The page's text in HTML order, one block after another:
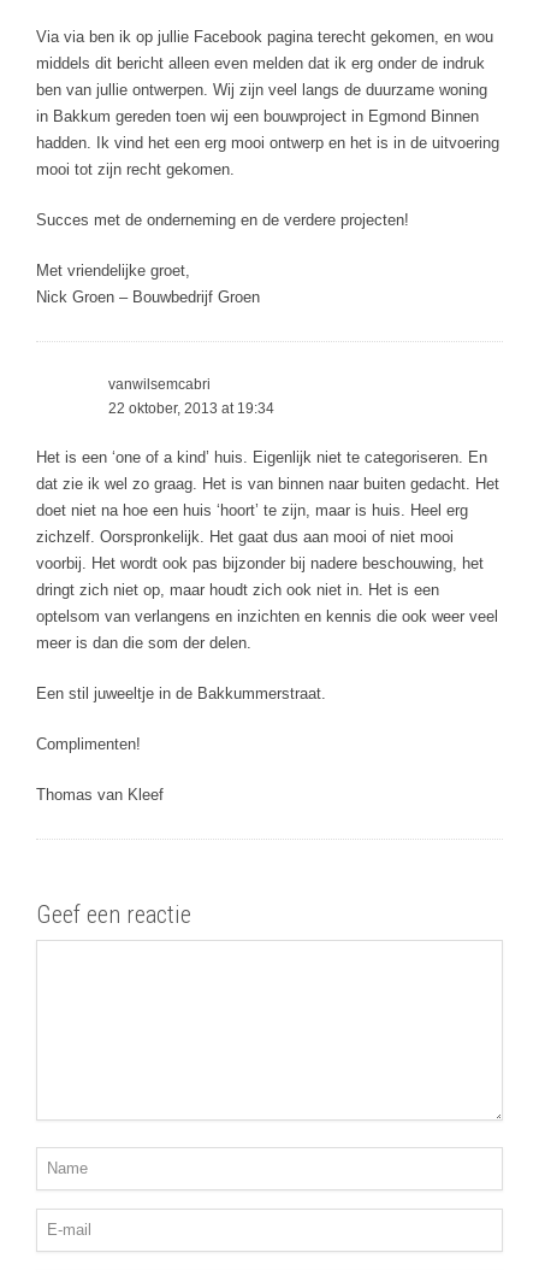
Via via ben ik op jullie Facebook pagina terecht gekomen, en wou
middels dit bericht alleen even melden dat ik erg onder de indruk
ben van jullie ontwerpen. Wij zijn veel langs de duurzame woning
in Bakkum gereden toen wij een bouwproject in Egmond Binnen
hadden. Ik vind het een erg mooi ontwerp en het is in de uitvoering
mooi tot zijn recht gekomen.
Succes met de onderneming en de verdere projecten!
Met vriendelijke groet,
Nick Groen – Bouwbedrijf Groen
vanwilsemcabri
22 oktober, 2013 at 19:34
Het is een ‘one of a kind’ huis. Eigenlijk niet te categoriseren. En
dat zie ik wel zo graag. Het is van binnen naar buiten gedacht. Het
doet niet na hoe een huis ‘hoort’ te zijn, maar is huis. Heel erg
zichzelf. Oorspronkelijk. Het gaat dus aan mooi of niet mooi
voorbij. Het wordt ook pas bijzonder bij nadere beschouwing, het
dringt zich niet op, maar houdt zich ook niet in. Het is een
optelsom van verlangens en inzichten en kennis die ook weer veel
meer is dan die som der delen.
Een stil juweeltje in de Bakkummerstraat.
Complimenten!
Thomas van Kleef
Geef een reactie